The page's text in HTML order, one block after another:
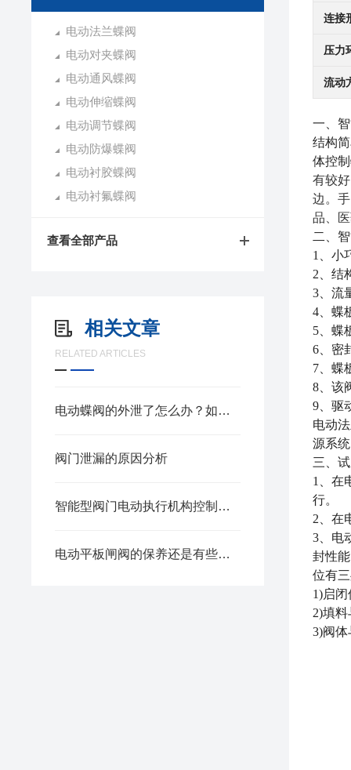
电动法兰蝶阀
电动对夹蝶阀
电动通风蝶阀
电动伸缩蝶阀
电动调节蝶阀
电动防爆蝶阀
电动衬胶蝶阀
电动衬氟蝶阀
查看全部产品
相关文章
RELATED ARTICLES
电动蝶阀的外泄了怎么办？如何解决？
阀门泄漏的原因分析
智能型阀门电动执行机构控制器的研制
电动平板闸阀的保养还是有些讲究的
连接
压力
流动
一
结构
体控
有较
边。
品、
二
1、小
2、结
3、流
4、蝶
5、蝶
6、密
7、蝶
8、该
9、驱
电动
源系
三
1、在
行。
2、在
3、电
封性
位有
1)启
2)填
3)阀